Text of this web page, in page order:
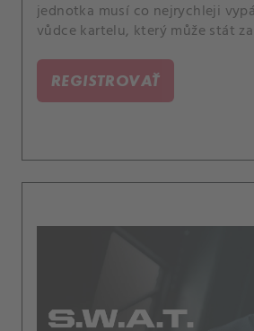
jednotka musí co nejrychleji
vůdce kartelu, který může stát
REGISTROVAŤ